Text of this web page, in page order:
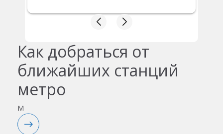
свой комментарий. Ответила на
все вопросы понятным языком.
и методом польпации.
Доназначила диагностику, чтобы
разобраться в моей ситуации.
Очень понравилось отношение
дела. Ни чего лишнего не было
Как добраться от
ближайших станций
метро
M